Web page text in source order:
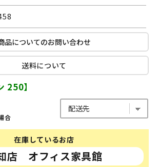
品についてのお問い合わせ
送料について
250】
合
在庫しているお店
店 オフィス家具館